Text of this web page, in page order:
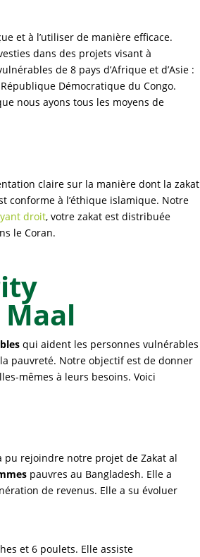
et à l’utiliser de manière efficace.
dans des projets visant à
de 8 pays d’Afrique et d’Asie :
Démocratique du Congo.
nous ayons tous les moyens de
claire sur la manière dont la zakat
conforme à l’éthique islamique. Notre
droit, votre zakat est distribuée
le Coran.
qui aident les personnes vulnérables
pauvreté. Notre objectif est de donner
mêmes à leurs besoins. Voici
pu rejoindre notre projet de Zakat al
pauvres au Bangladesh. Elle a
de revenus. Elle a su évoluer
et 6 poulets. Elle assiste